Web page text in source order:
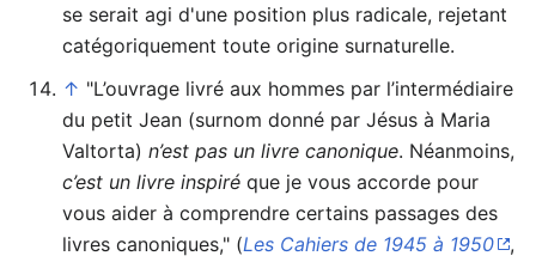
se serait agi d'une position plus radicale, rejetant
catégoriquement toute origine surnaturelle.
↑ "L’ouvrage livré aux hommes par l’intermédiaire
du petit Jean (surnom donné par Jésus à Maria
Valtorta) n’est pas un livre canonique. Néanmoins,
c’est un livre inspiré que je vous accorde pour
vous aider à comprendre certains passages des
livres canoniques," (Les Cahiers de 1945 à 1950
,